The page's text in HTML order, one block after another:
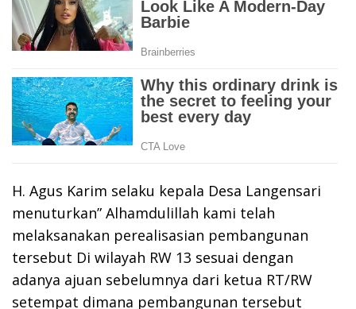
H. Agus Karim selaku kepala Desa Langensari
menuturkan” Alhamdulillah kami telah
melaksanakan perealisasian pembangunan
tersebut Di wilayah RW 13 sesuai dengan
adanya ajuan sebelumnya dari ketua RT/RW
setempat dimana pembangunan tersebut